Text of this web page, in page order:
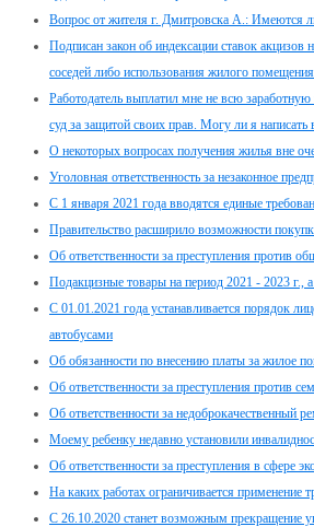
Вопрос от жителя г. Дмитровска А.: Имеются
Подписан закон об индексации ставок
соседей либо использования жилого
Работодатель выплатил мне не всю
суд за защитой своих прав. Могу ли я
О некоторых вопросах получения жилья вне
Уголовная ответственность за незаконное
С 1 января 2021 года вводятся единые
Правительство расширило возможности
Об ответственности за преступления против
Подакцизные товары на период 2021 - 2023 г.,
С 01.01.2021 года устанавливается порядок
автобусами
Об обязанности по внесению платы за жилое
Об ответственности за преступления против
Об ответственности за недоброкачественный
Моему ребенку недавно установили
Об ответственности за преступления в сфере
На каких работах ограничивается применение
С 26.10.2020 станет возможным прекращение